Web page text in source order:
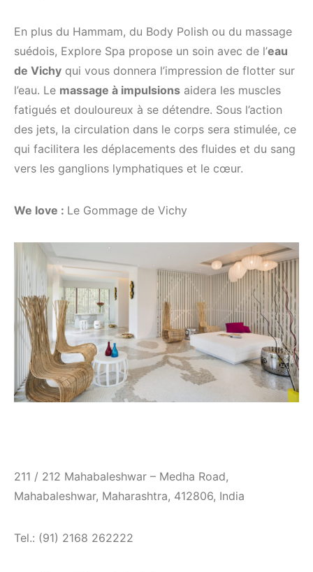
En plus du Hammam, du Body Polish ou du massage
suédois, Explore Spa propose un soin avec de l’eau
de Vichy qui vous donnera l’impression de flotter sur
l’eau. Le massage à impulsions aidera les muscles
fatigués et douloureux à se détendre. Sous l’action
des jets, la circulation dans le corps sera stimulée, ce
qui facilitera les déplacements des fluides et du sang
vers les ganglions lymphatiques et le cœur.
We love : Le Gommage de Vichy
211 / 212 Mahabaleshwar – Medha Road,
Mahabaleshwar, Maharashtra, 412806, India
Tel.: (91) 2168 262222